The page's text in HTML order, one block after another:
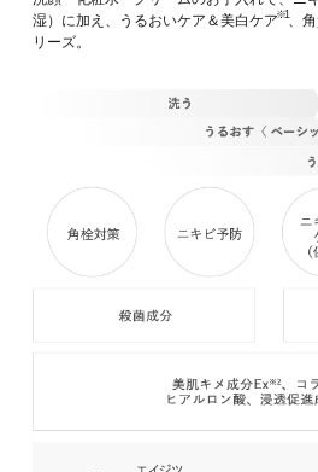
湿）に加え、うるおいケア＆美白ケア※1、
リーズ。